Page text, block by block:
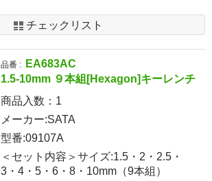
チェックリスト
品番 :
EA683AC
1.5-10mm ９本組[Hexagon]キーレンチ
商品入数： 1
メーカー:SATA
型番:09107A
＜セット内容＞サイズ:1.5・2・2.5・
3・4・5・6・8・10mm（9本組）